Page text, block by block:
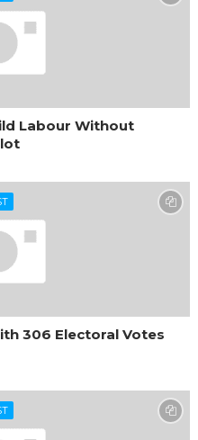
Labour Without
306 Electoral Votes